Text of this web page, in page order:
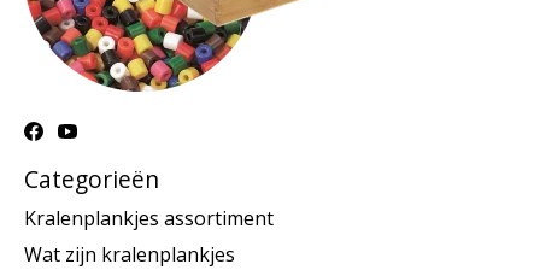
Categorieën
Kralenplankjes assortiment
Wat zijn kralenplankjes